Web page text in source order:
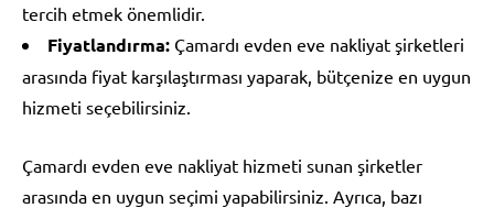
tercih etmek önemlidir.
Fiyatlandırma: Çamardı evden eve nakliyat şirketleri
arasında fiyat karşılaştırması yaparak, bütçenize en uygun
hizmeti seçebilirsiniz.
Çamardı evden eve nakliyat hizmeti sunan şirketler
arasında en uygun seçimi yapabilirsiniz. Ayrıca, bazı